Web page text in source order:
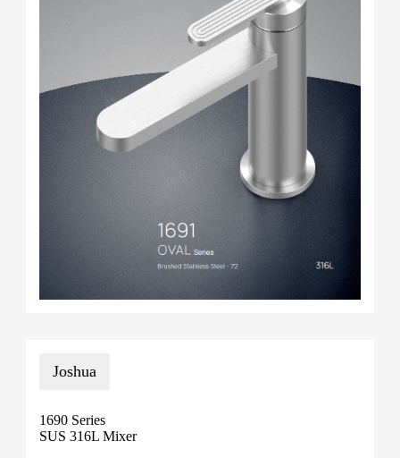
Joshua
1690 Series
SUS 316L Mixer